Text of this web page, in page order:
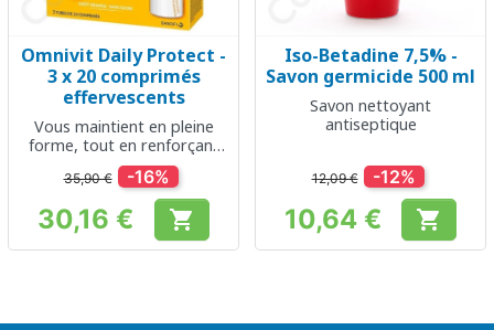
Omnivit Daily Protect -
3 x 20 comprimés
effervescents
Vous maintient en pleine
forme, tout en renforçant
vos défenses naturelles
35,90 € -16%
Prix
30,16 € 
Iso-Betadine 7,5% -
Savon germicide 500 ml
Savon nettoyant
antiseptique
12,09 € -12%
Prix
10,64 € 